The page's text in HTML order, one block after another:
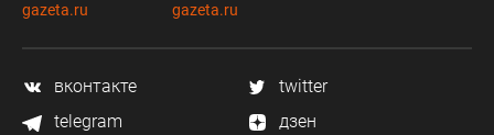
gazeta.ru
gazeta.ru
вконтакте
twitter
telegram
дзен